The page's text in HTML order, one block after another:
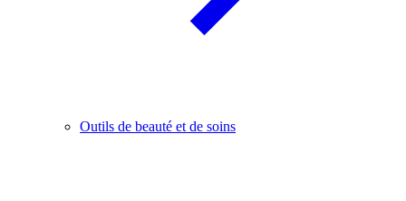
Outils de beauté et de soins